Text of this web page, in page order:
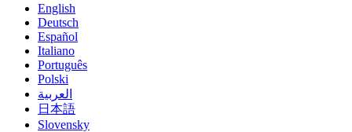
English
Deutsch
Español
Italiano
Português
Polski
العربية
日本語
Slovensky